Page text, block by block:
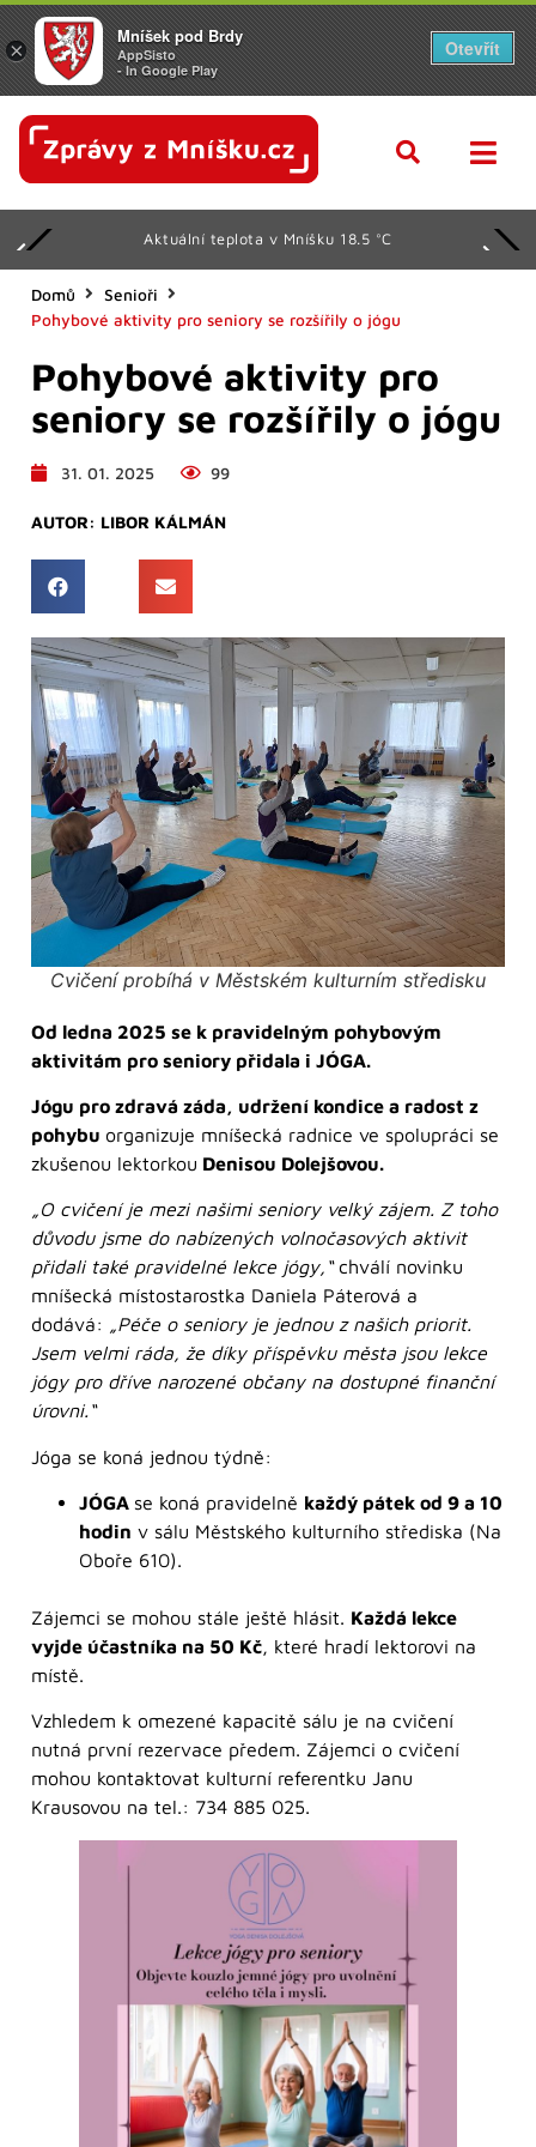
Aktuální teplota v Mníšku 18.5 °C
Domů
Senioři
Pohybové aktivity pro seniory se rozšířily o jógu
Pohybové aktivity pro
seniory se rozšířily o jógu
31. 01. 2025 99
AUTOR: LIBOR KÁLMÁN
Cvičení probíhá v Městském kulturním středisku
Od ledna 2025 se k pravidelným pohybovým
aktivitám pro seniory přidala i JÓGA.
Jógu pro zdravá záda, udržení kondice a radost z
pohybu organizuje mníšecká radnice ve spolupráci se
zkušenou lektorkou Denisou Dolejšovou.
„O cvičení je mezi našimi seniory velký zájem. Z toho
důvodu jsme do nabízených volnočasových aktivit
přidali také pravidelné lekce jógy,“chválí novinku
mníšecká místostarostka Daniela Páterová a
dodává: „Péče o seniory je jednou z našich priorit.
Jsem velmi ráda, že díky příspěvku města jsou lekce
jógy pro dříve narozené občany na dostupné finanční
úrovni.“
Jóga se koná jednou týdně:
JÓGA se koná pravidelně každý pátek od 9 a 10
hodin v sálu Městského kulturního střediska (Na
Oboře 610).
Zájemci se mohou stále ještě hlásit. Každá lekce
vyjde účastníka na 50 Kč, které hradí lektorovi na
místě.
Vzhledem k omezené kapacitě sálu je na cvičení
nutná první rezervace předem. Zájemci o cvičení
mohou kontaktovat kulturní referentku Janu
Krausovou na tel.: 734 885 025.
×
Mníšek pod Brdy
AppSisto
- In Google Play
Otevřít